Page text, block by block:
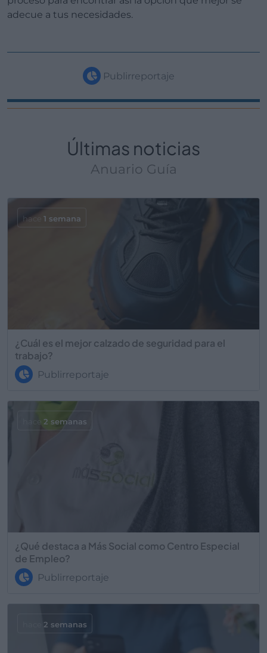
adecue a tus necesidades.
Publirreportaje
Últimas noticias
Anuario Guía
¿Cuál es el mejor calzado de seguridad para el
trabajo?
Publirreportaje
hace 1 semana
¿Qué destaca a Más Social como Centro Especial
de Empleo?
Publirreportaje
hace 2 semanas
2 semanas